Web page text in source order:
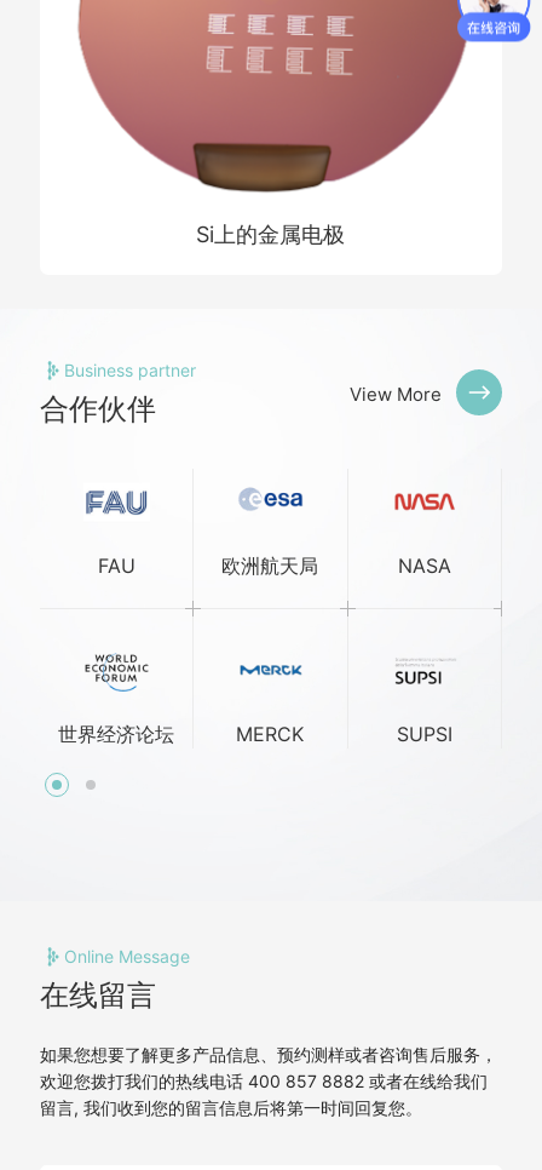
Si上的金属电极
Business partner
合作伙伴 View More
FAU
世界经济论坛
欧洲航天局
MERCK
NASA
SUPSI
Online Message
在线留言
如果您想要了解更多产品信息、预约测样或者咨询售后服务，
欢迎您拨打我们的热线电话 400 857 8882 或者在线给我们
留言, 我们收到您的留言信息后将第一时间回复您。